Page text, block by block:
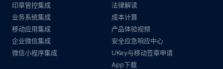
印章管控集成
业务系统集成
移动应用集成
企业微信集成
微信小程序集成
法律解读
成本计算
产品体验视频
安全应急响应中心
UKey与移动签章申请
App下载